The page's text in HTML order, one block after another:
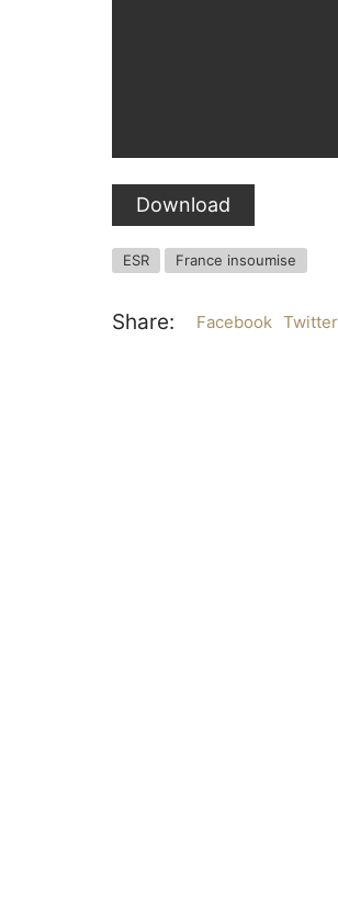
Download
ESR France insoumise
Share: Facebook Twitter